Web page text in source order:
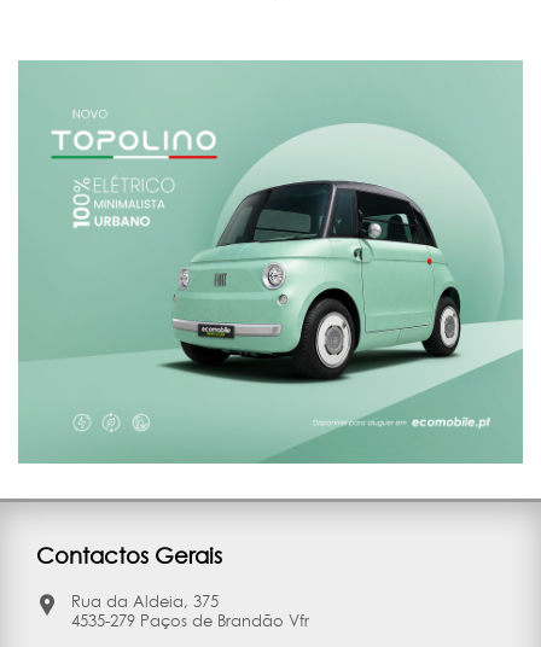
Contactos Gerais
Rua da Aldeia, 375
4535-279 Paços de Brandão Vfr